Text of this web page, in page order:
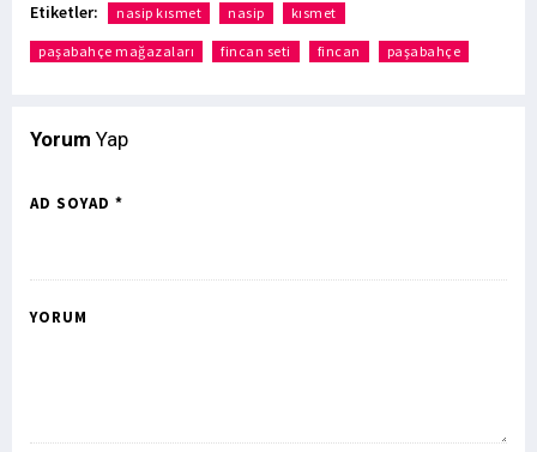
Etiketler: nasip kısmet nasip kısmet
paşabahçe mağazaları fincan seti fincan paşabahçe
Yorum Yap
AD SOYAD *
YORUM